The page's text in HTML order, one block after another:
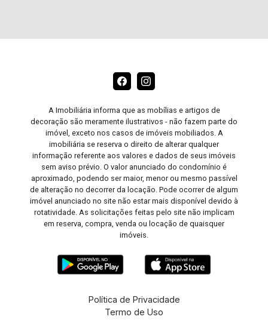
A Imobiliária informa que as mobílias e artigos de
decoração são meramente ilustrativos - não fazem parte do
imóvel, exceto nos casos de imóveis mobiliados. A
imobiliária se reserva o direito de alterar qualquer
informação referente aos valores e dados de seus imóveis
sem aviso prévio. O valor anunciado do condomínio é
aproximado, podendo ser maior, menor ou mesmo passível
de alteração no decorrer da locação. Pode ocorrer de algum
imóvel anunciado no site não estar mais disponível devido à
rotatividade. As solicitações feitas pelo site não implicam
em reserva, compra, venda ou locação de quaisquer
imóveis.
Política de Privacidade
Termo de Uso